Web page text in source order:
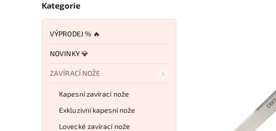
Kategorie
VÝPRODEJ % 🔥
NOVINKY 💎
ZAVÍRACÍ NOŽE
Kapesní zavírací nože
Exkluzivní kapesní nože
Lovecké zavírací nože